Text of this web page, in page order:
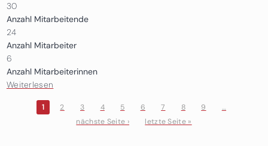
30
Anzahl Mitarbeitende
24
Anzahl Mitarbeiter
6
Anzahl Mitarbeiterinnen
Weiterlesen
1 2 3 4 5 6 7 8 9
…
nächste Seite ›
letzte Seite »